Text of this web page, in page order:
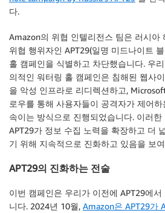
다.
Amazon의 위협 인텔리전스 팀은 러시아
위협 행위자인 APT29(일명 미드나이트
홀 캠페인을 식별하고 차단했습니다. 우
의적인 워터링 홀 캠페인은 침해된 웹사
을 악성 인프라로 리디렉션하고,
로우를 통해 사용자들이 공격자가 제어
속이는 방식으로 진행되었습니다. 이러
APT29가 정보 수집 노력을 확장하고 더
기 위해 지속적으로 진화하고 있음을 보
APT29의 진화하는 전술
이번 캠페인은 우리가 이전에 APT29에
니다. 2024년 10월, Amazon은 APT29가